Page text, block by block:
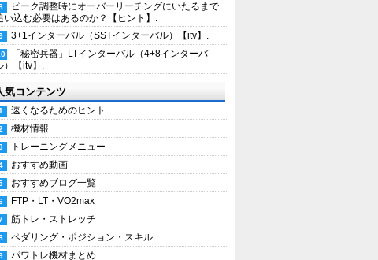
ピーク調整時にオーバーリーチングにいたるまで
い込む必要はあるのか？【ヒント】.
3+1インターバル（SSTインターバル）【itv】.
「秘密兵器」LTインターバル（4+8インターバ
）【itv】.
気コンテンツ
速くなるためのヒント
機材情報
トレーニングメニュー
おすすめ動画
おすすめブログ一覧
FTP・LT・VO2max
筋トレ・ストレッチ
ペダリング・ポジション・スキル
パワトレ機材まとめ